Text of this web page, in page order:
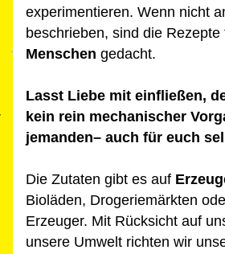
experimentieren. Wenn nicht
beschrieben, sind die Rezepte
Menschen gedacht.
Lasst Liebe mit einfließen,
kein rein mechanischer
jemanden– auch für euch
Die Zutaten gibt es auf
Bioläden, Drogeriemärkten
Erzeuger. Mit Rücksicht auf
unsere Umwelt richten wir